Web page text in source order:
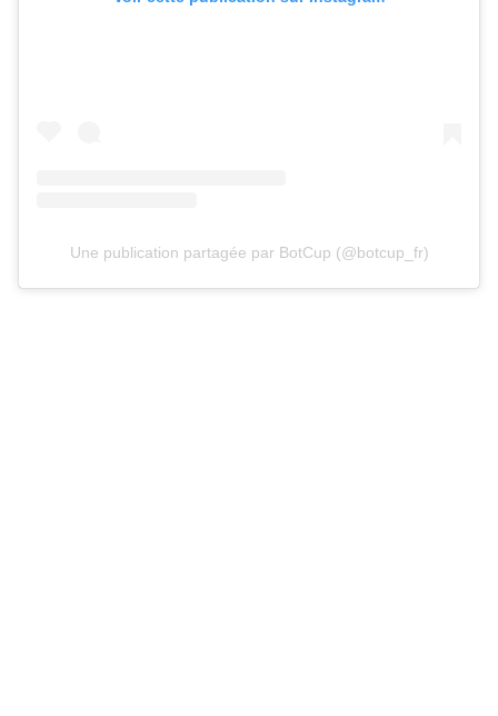
Une publication partagée par BotCup (@botcup_fr)